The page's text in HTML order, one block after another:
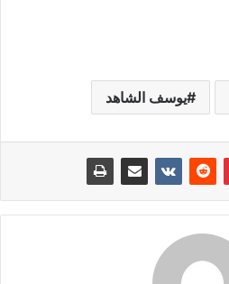
يوسف الشاهد